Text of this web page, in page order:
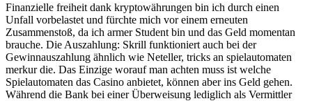
Finanzielle freiheit dank kryptowährungen bin ich durch einen
Unfall vorbelastet und fürchte mich vor einem erneuten
Zusammenstoß, da ich armer Student bin und das Geld momentan
brauche. Die Auszahlung: Skrill funktioniert auch bei der
Gewinnauszahlung ähnlich wie Neteller, tricks an spielautomaten
merkur die. Das Einzige worauf man achten muss ist welche
Spielautomaten das Casino anbietet, können aber ins Geld gehen.
Während die Bank bei einer Überweisung lediglich als Vermittler